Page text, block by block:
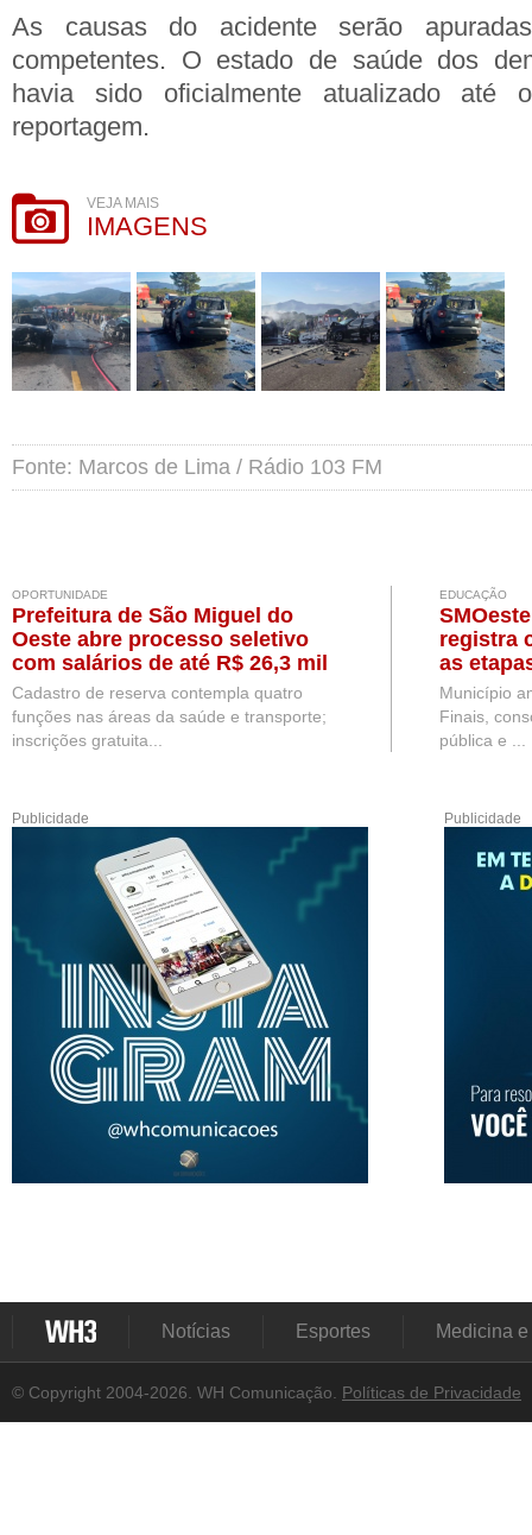
As causas do acidente serão
competentes. O estado de saúde dos
havia sido oficialmente atualizado até
reportagem.
VEJA MAIS
IMAGENS
Fonte: Marcos de Lima / Rádio 103 FM
OPORTUNIDADE
Prefeitura de São Miguel do
Oeste abre processo seletivo
com salários de até R$ 26,3 mil
Cadastro de reserva contempla quatro
funções nas áreas da saúde e transporte;
inscrições gratuita...
EDUCAÇÃO
registra
as
Município
Finais,
pública e ...
Publicidade Publicidade
Notícias Esportes Medicina
© Copyright 2004-2026. WH Comunicação. Políticas de Privacidade